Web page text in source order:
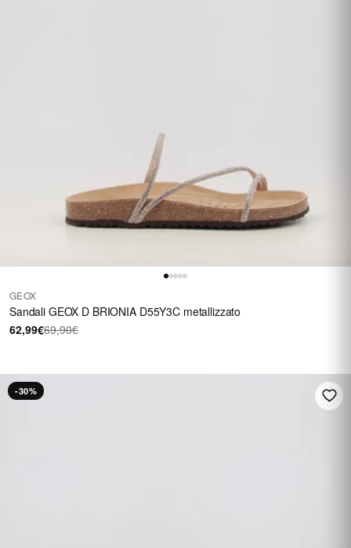
GEOX
Sandali GEOX D BRIONIA D55Y3C metallizzato
62,99€69,90€
-30%